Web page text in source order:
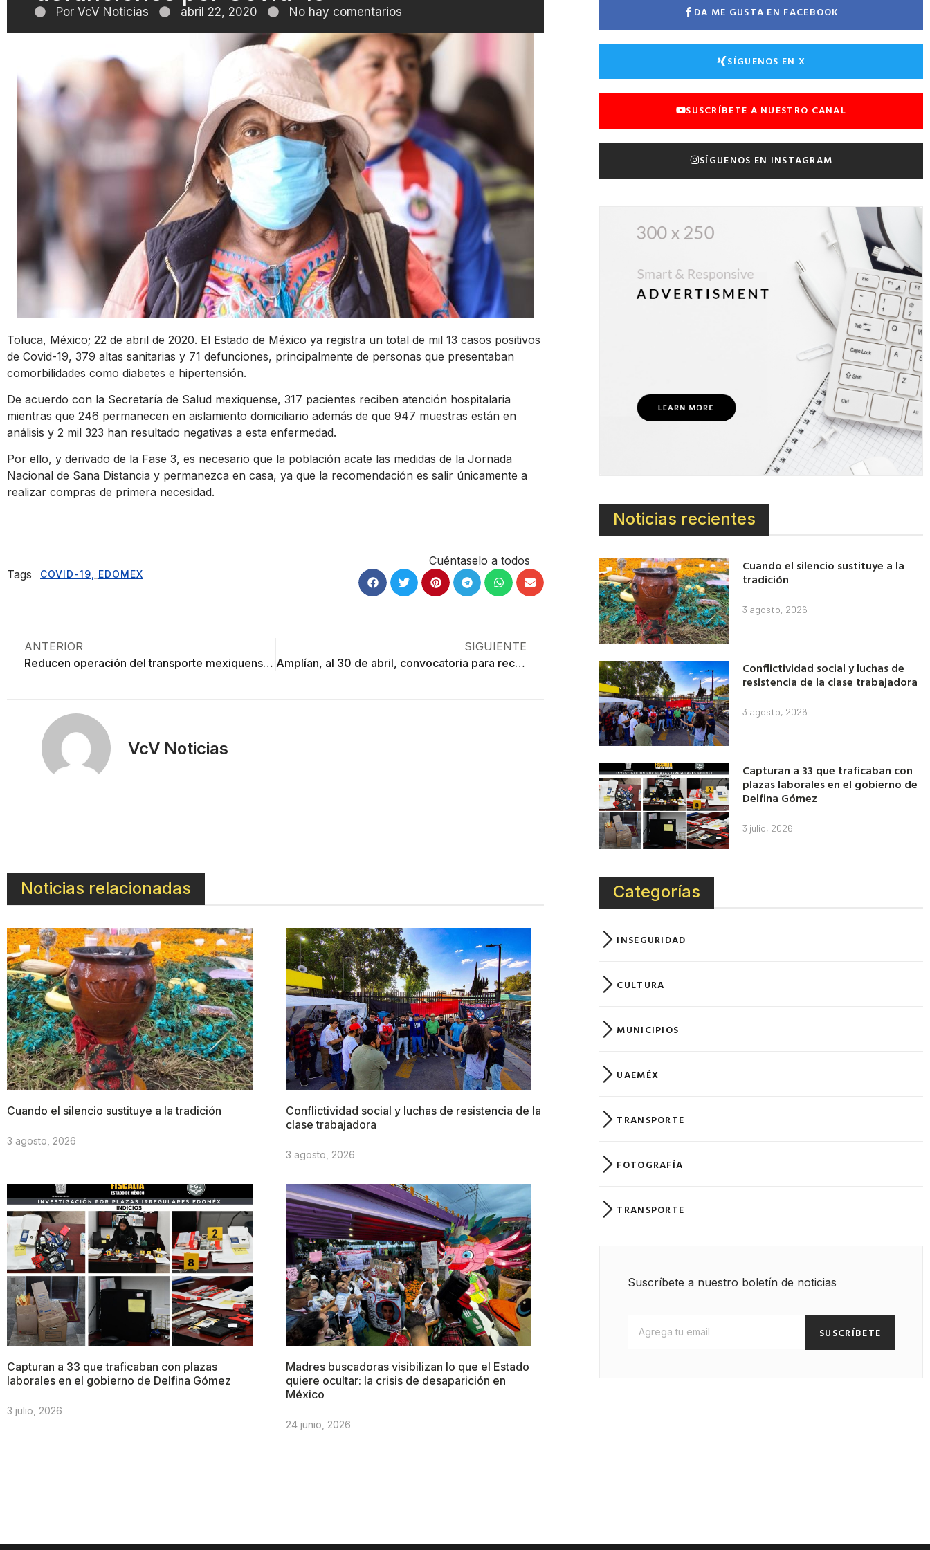
Por VcV Noticias abril 22, 2020 No hay comentarios
Toluca, México; 22 de abril de 2020. El Estado de México ya registra un total de mil 13 casos positivos
de Covid-19, 379 altas sanitarias y 71 defunciones, principalmente de personas que presentaban
comorbilidades como diabetes e hipertensión.
De acuerdo con la Secretaría de Salud mexiquense, 317 pacientes reciben atención hospitalaria
mientras que 246 permanecen en aislamiento domiciliario además de que 947 muestras están en
análisis y 2 mil 323 han resultado negativas a esta enfermedad.
Por ello, y derivado de la Fase 3, es necesario que la población acate las medidas de la Jornada
Nacional de Sana Distancia y permanezca en casa, ya que la recomendación es salir únicamente a
realizar compras de primera necesidad.
Tags COVID-19 EDOMEX
Cuéntaselo a todos
ANTERIOR
Reducen operación del transporte mexiquense y surge “Hoy no circula” en el valle de Toluca
SIGUIENTE
Amplían, al 30 de abril, convocatoria para reclutar médicos mexiquenses
VcV Noticias
Noticias relacionadas
Cuando el silencio sustituye a la tradición
3 agosto, 2026
Conflictividad social y luchas de resistencia de la
clase trabajadora
3 agosto, 2026
Capturan a 33 que traficaban con plazas
laborales en el gobierno de Delfina Gómez
3 julio, 2026
Madres buscadoras visibilizan lo que el Estado
quiere ocultar: la crisis de desaparición en
México
24 junio, 2026
DA ME GUSTA EN FACEBOOK
SÍGUENOS EN X
SUSCRÍBETE A NUESTRO CANAL
SÍGUENOS EN INSTAGRAM
Noticias recientes
Cuando el silencio sustituye a la
tradición
3 agosto, 2026
Conflictividad social y luchas de
resistencia de la clase trabajadora
3 agosto, 2026
Capturan a 33 que traficaban con
plazas laborales en el gobierno de
Delfina Gómez
3 julio, 2026
Categorías
INSEGURIDAD
CULTURA
MUNICIPIOS
UAEMÉX
TRANSPORTE
FOTOGRAFÍA
TRANSPORTE
Suscríbete a nuestro boletín de noticias
SUSCRÍBETE